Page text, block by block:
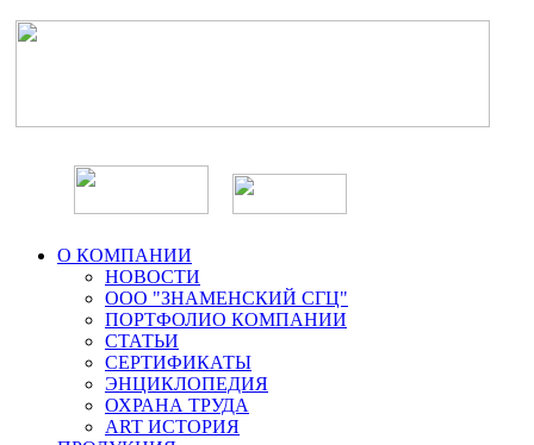
О КОМПАНИИ
НОВОСТИ
ООО "ЗНАМЕНСКИЙ СГЦ"
ПОРТФОЛИО КОМПАНИИ
СТАТЬИ
СЕРТИФИКАТЫ
ЭНЦИКЛОПЕДИЯ
ОХРАНА ТРУДА
ART ИСТОРИЯ